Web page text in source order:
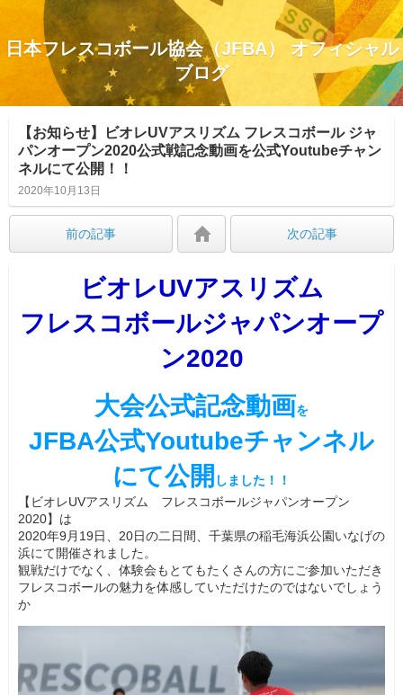
日本フレスコボール協会（JFBA） オフィシャル
ブログ
【お知らせ】ビオレUVアスリズム フレスコボール ジャ
パンオープン2020公式戦記念動画を公式Youtubeチャン
ネルにて公開！！
2020年10月13日
前の記事 次の記事
ビオレUVアスリズム
フレスコボールジャパンオープ
ン2020
大会公式記念動画を
JFBA公式Youtubeチャンネル
にて公開 しました！！
【ビオレUVアスリズム フレスコボールジャパンオープン
2020】は
2020年9月19日、20日の二日間、千葉県の稲毛海浜公園いなげの
浜にて開催されました。
観戦だけでなく、体験会もとてもたくさんの方にご参加いただき
フレスコボールの魅力を体感していただけたのではないでしょう
か